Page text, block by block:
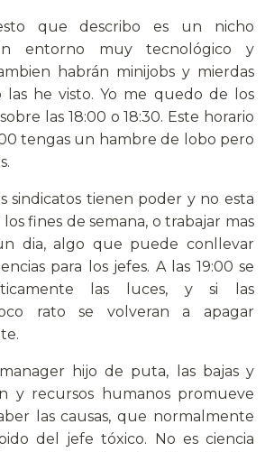
que describo es un nicho
entorno muy tecnológico y
habrán minijobs y mierdas
las he visto. Yo me quedo de los
las 18:00 o 18:30. Este horario
tengas un hambre de lobo pero
sindicatos tienen poder y no esta
fines de semana, o trabajar mas
dia, algo que puede conllevar
para los jefes. A las 19:00 se
las luces, y si las
rato se volveran a apagar
hijo de puta, las bajas y
y recursos humanos promueve
las causas, que normalmente
del jefe tóxico. No es ciencia